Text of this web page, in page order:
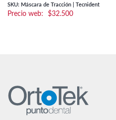
SKU: Máscara de Tracción | Tecnident
$32.500